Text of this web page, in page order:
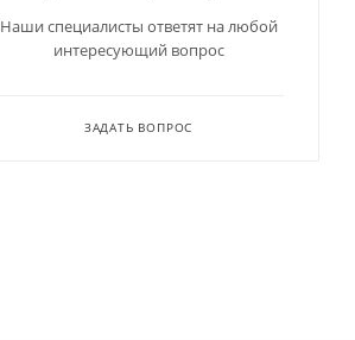
Наши специалисты ответят на любой
интересующий вопрос
ЗАДАТЬ ВОПРОС